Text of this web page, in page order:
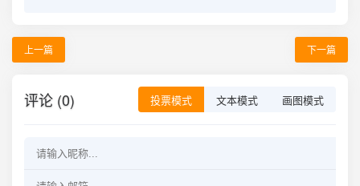
上一篇 下一篇
评论 (0) 投票模式 文本模式 画图模式